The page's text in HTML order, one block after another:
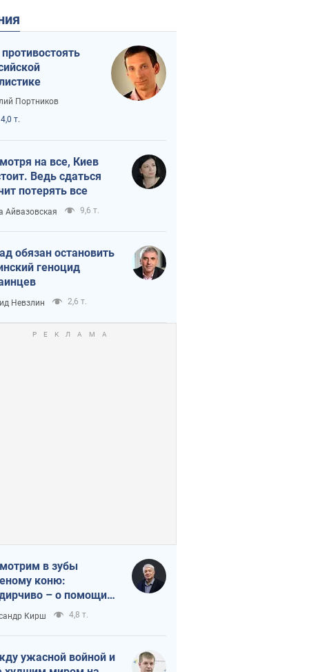
Портников
т.
на все, Киев
Ведь сдаться
потерять все
Айвазовская 9,6 т.
обязан остановить
геноцид
Невзлин 2,6 т.
в зубы
коню:
– о помощи
Кирш 4,8 т.
ужасной войной и